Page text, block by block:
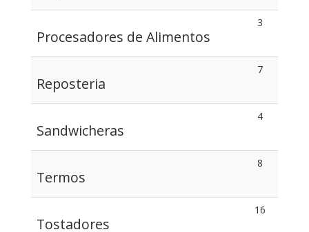
Procesadores de Alimentos
3
Reposteria
7
Sandwicheras
4
Termos
8
Tostadores
16